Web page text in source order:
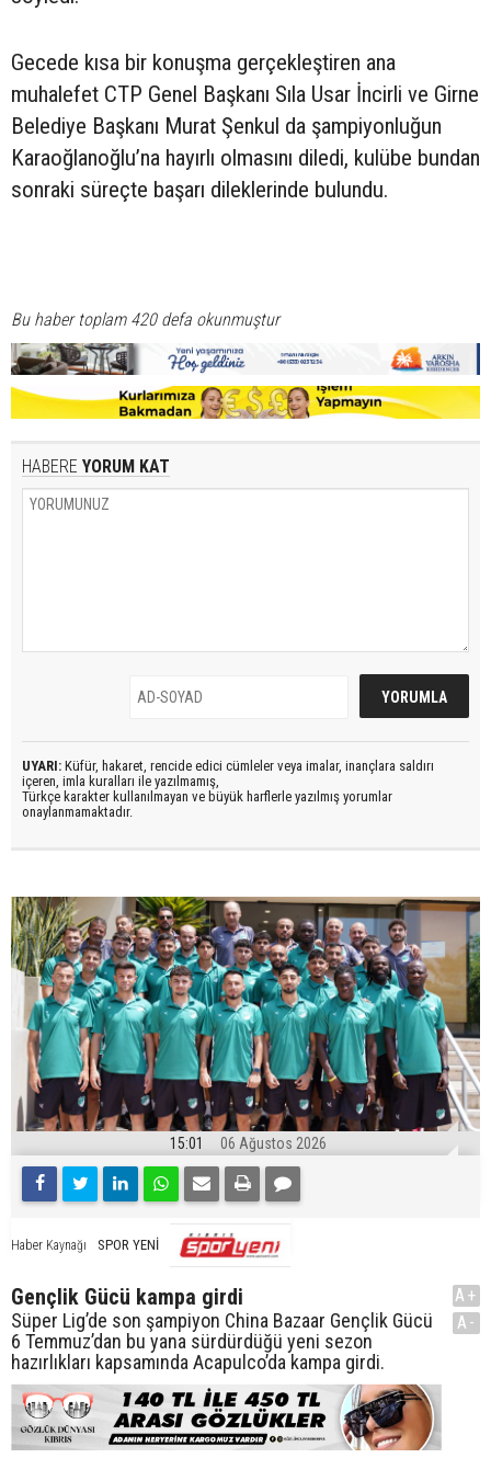
Gecede kısa bir konuşma gerçekleştiren ana
muhalefet CTP Genel Başkanı Sıla Usar İncirli ve Girne
Belediye Başkanı Murat Şenkul da şampiyonluğun
Karaoğlanoğlu’na hayırlı olmasını diledi, kulübe bundan
sonraki süreçte başarı dileklerinde bulundu.
Bu haber toplam 420 defa okunmuştur
HABERE YORUM KAT
UYARI: Küfür, hakaret, rencide edici cümleler veya imalar, inançlara saldırı
içeren, imla kuralları ile yazılmamış,
Türkçe karakter kullanılmayan ve büyük harflerle yazılmış yorumlar
onaylanmamaktadır.
15:01 06 Ağustos 2026
Haber Kaynağı SPOR YENİ
Gençlik Gücü kampa girdi
Süper Lig’de son şampiyon China Bazaar Gençlik Gücü
6 Temmuz’dan bu yana sürdürdüğü yeni sezon
hazırlıkları kapsamında Acapulco’da kampa girdi.
A+
A-